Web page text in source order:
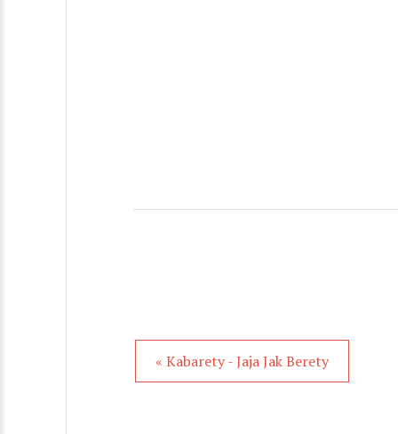
« Kabarety - Jaja Jak Berety